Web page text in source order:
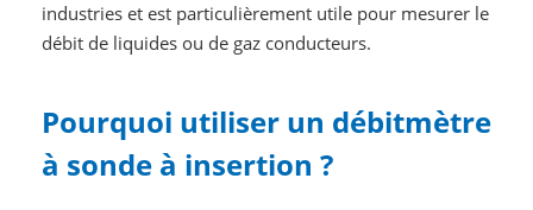
industries et est particulièrement utile pour mesurer le
débit de liquides ou de gaz conducteurs.
Pourquoi utiliser un débitmètre
à sonde à insertion ?